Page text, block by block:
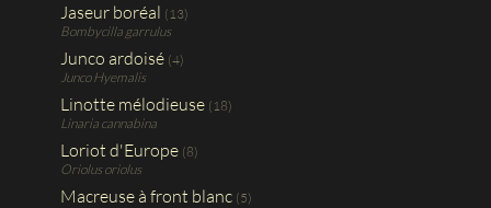
Jaseur boréal (13)
Bombycilla garrulus
Junco ardoisé (4)
Junco Hyemalis
Linotte mélodieuse (18)
Linaria cannabina
Loriot d'Europe (8)
Oriolus oriolus
Macreuse à front blanc (5)